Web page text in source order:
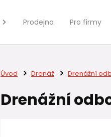
Prodejna Pro firmy
Úvod Drenáž Drenážní
Drenážní